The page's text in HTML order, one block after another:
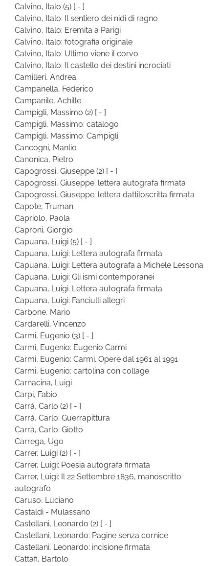
Calvino, Italo (5) [ - ]
Calvino, Italo: Il sentiero dei nidi di ragno
Calvino, Italo: Eremita a Parigi
Calvino, Italo: fotografia originale
Calvino, Italo: Ultimo viene il corvo
Calvino, Italo: Il castello dei destini incrociati
Camilleri, Andrea
Campanella, Federico
Campanile, Achille
Campigli, Massimo (2) [ - ]
Campigli, Massimo: catalogo
Campigli, Massimo: Campigli
Cancogni, Manlio
Canonica, Pietro
Capogrossi, Giuseppe (2) [ - ]
Capogrossi, Giuseppe: lettera autografa firmata
Capogrossi, Giuseppe: lettera dattiloscritta firmata
Capote, Truman
Capriolo, Paola
Caproni, Giorgio
Capuana, Luigi (5) [ - ]
Capuana, Luigi: Lettera autografa firmata
Capuana, Luigi: Lettera autografa a Michele Lessona
Capuana, Luigi: Gli ismi contemporanei
Capuana, Luigi. Lettera autografa firmata
Capuana, Luigi: Fanciulli allegri
Carbone, Mario
Cardarelli, Vincenzo
Carmi, Eugenio (3) [ - ]
Carmi, Eugenio: Eugenio Carmi
Carmi, Eugenio: Carmi. Opere dal 1961 al 1991
Carmi, Eugenio: cartolina con collage
Carnacina, Luigi
Carpi, Fabio
Carrà, Carlo (2) [ - ]
Carrà, Carlo: Guerrapittura
Carrà, Carlo: Giotto
Carrega, Ugo
Carrer, Luigi (2) [ - ]
Carrer, Luigi: Poesia autografa firmata
Carrer, Luigi: Il 22 Settembre 1836, manoscritto
autografo
Caruso, Luciano
Castaldi - Mulassano
Castellani, Leonardo (2) [ - ]
Castellani, Leonardo: Pagine senza cornice
Castellani, Leonardo: incisione firmata
Cattafi, Bartolo